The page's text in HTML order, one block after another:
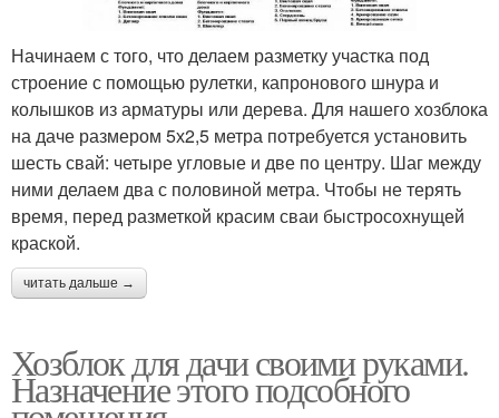
Начинаем с того, что делаем разметку участка под
строение с помощью рулетки, капронового шнура и
колышков из арматуры или дерева. Для нашего хозблока
на даче размером 5х2,5 метра потребуется установить
шесть свай: четыре угловые и две по центру. Шаг между
ними делаем два с половиной метра. Чтобы не терять
время, перед разметкой красим сваи быстросохнущей
краской.
читать дальше →
Хозблок для дачи своими руками.
Назначение этого подсобного